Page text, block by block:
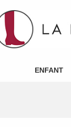
ENFANT